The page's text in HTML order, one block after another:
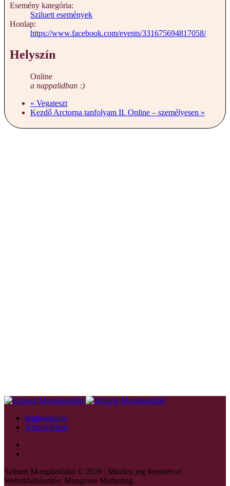
Esemény kategória:
Sziluett események
Honlap:
https://www.facebook.com/events/331675694817058/
Helyszín
Online
a nappalidban :)
« Vegateszt
Kezdő Arctorna tanfolyam II. Online – személyesen »
Impressszum
Adatvédelem
Sziluett Mozgásstúdió © 2026 | Minden jog fenntartva!
Weboldalkészítés: Mangrove Marketing